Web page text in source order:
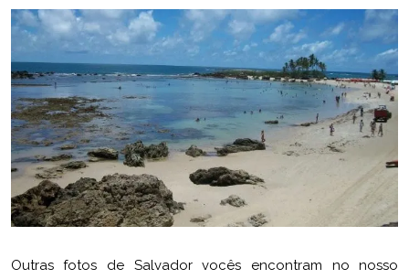
Outras fotos de Salvador vocês encontram no nosso